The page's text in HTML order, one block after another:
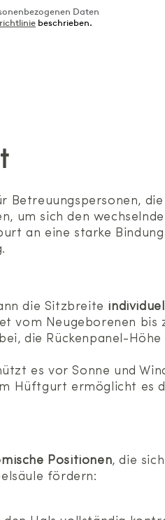
Daten
beschrieben.
um sich den
an eine starke Bindung
die Sitzbreite
vom Neugeborenen
die Rückenpanel-
es vor Sonne und
Hüftgurt ermöglicht es
Positionen, die
fördern: